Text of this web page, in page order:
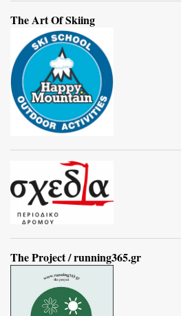
The Art Of Skiing
The Project / running365.gr